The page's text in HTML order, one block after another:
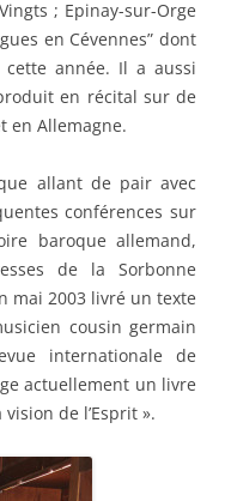
; Epinay-sur-Orge
en Cévennes” dont
année. Il a aussi
en récital sur de
en Allemagne.
allant de pair avec
conférences sur
baroque allemand,
de la Sorbonne
mai 2003 livré un texte
cousin germain
internationale de
actuellement un livre
de l’Esprit ».